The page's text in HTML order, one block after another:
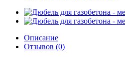
Описание
Отзывов (0)